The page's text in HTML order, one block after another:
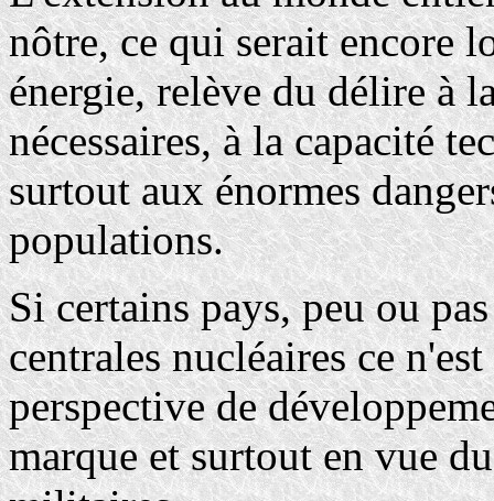
nôtre, ce qui serait encore
énergie, relève du délire à
nécessaires, à la capacité
surtout aux énormes
populations.
Si certains pays, peu ou
centrales nucléaires ce
perspective de
marque et surtout en vue